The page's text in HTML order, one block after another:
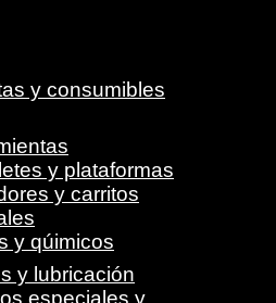
y consumibles
y plataformas
y carritos
y qúimicos
y lubricación
especiales y